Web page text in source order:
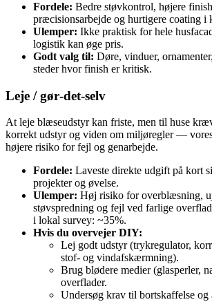
Fordele: Bedre støvkontrol, højere
præcisionsarbejde og hurtigere coating i
Ulemper: Ikke praktisk for hele
logistik kan øge pris.
Godt valg til: Døre, vinduer,
steder hvor finish er kritisk.
Leje / gør‑det‑selv
At leje blæseudstyr kan friste, men til huse
korrekt udstyr og viden om miljøregler —
højere risiko for fejl og genarbejde.
Fordele: Laveste direkte udgift på kort
projekter og øvelse.
Ulemper: Høj risiko for overblæsning,
støvspredning og fejl ved farlige
i lokal survey: ~35%.
Hvis du overvejer DIY:
Lej godt udstyr (trykregulator,
stof- og vindafskærmning).
Brug blødere medier (glasperler,
overflader.
Undersøg krav til bortskaffelse